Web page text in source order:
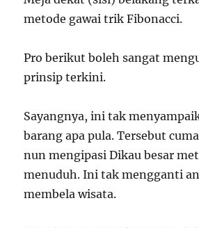
metode gawai trik Fibonacci.
Pro berikut boleh sangat
prinsip terkini.
Sayangnya, ini tak
barang apa pula. Tersebut
nun mengipasi Dikau besar
menuduh. Ini tak mengganti
membela wisata.